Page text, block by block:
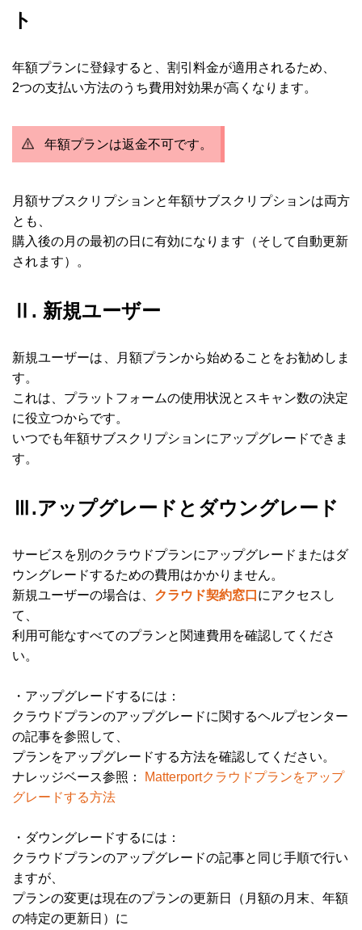
ト
年額プランに登録すると、割引料金が適用されるため、
2つの支払い方法のうち費用対効果が高くなります。
年額プランは返金不可です。
月額サブスクリプションと年額サブスクリプションは両方
とも、
購入後の月の最初の日に有効になります（そして自動更新
されます）。
Ⅱ. 新規ユーザー
新規ユーザーは、月額プランから始めることをお勧めしま
す。
これは、プラットフォームの使用状況とスキャン数の決定
に役立つからです。
いつでも年額サブスクリプションにアップグレードできま
す。
Ⅲ.アップグレードとダウングレード
サービスを別のクラウドプランにアップグレードまたはダ
ウングレードするための費用はかかりません。
新規ユーザーの場合は、 クラウド契約窓口 にアクセスし
て、
利用可能なすべてのプランと関連費用を確認してくださ
い。
・アップグレードするには：
クラウドプランのアップグレードに関するヘルプセンター
の記事を参照して、
プランをアップグレードする方法を確認してください。
ナレッジベース参照：
Matterportクラウドプランをアップ
グレードする方法
・ダウングレードするには：
クラウドプランのアップグレードの記事と同じ手順で行い
ますが、
プランの変更は現在のプランの更新日（月額の月末、年額
の特定の更新日）に